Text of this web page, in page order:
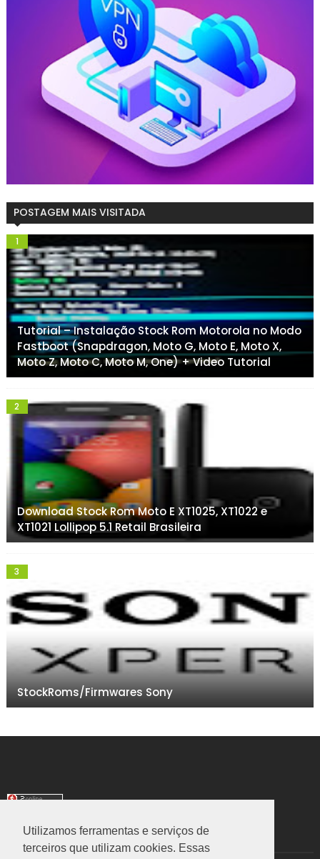
Utilizamos ferramentas e serviços de
terceiros que utilizam cookies. Essas
POSTAGEM MAIS VISITADA
Tutorial – Instalação Stock Rom Motorola no Modo
Fastboot (Snapdragon, Moto G, Moto E, Moto X,
Moto Z, Moto C, Moto M, One) + Video Tutorial
Download Stock Rom Moto E XT1025, XT1022 e
XT1021 Lollipop 5.1 Retail Brasileira
StockRoms/Firmwares Sony
TRANSLATE